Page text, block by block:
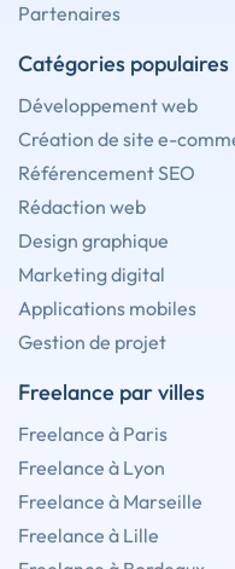
Partenaires
Catégories populaires
Développement web
Création de site e-
Référencement SEO
Rédaction web
Design graphique
Marketing digital
Applications mobiles
Gestion de projet
Freelance par villes
Freelance à Paris
Freelance à Lyon
Freelance à Marseille
Freelance à Lille